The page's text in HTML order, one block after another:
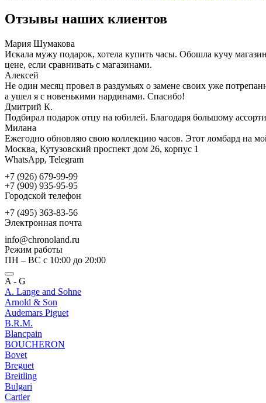
Отзывы наших клиентов
Мария Шумакова
Искала мужу подарок, хотела купить часы. Обошла кучу
цене, если сравнивать с магазинами.
Алексей
Не один месяц провел в раздумьях о замене своих уже
а ушел я с новенькими нардинами. Спасибо!
Дмитрий К.
Подбирал подарок отцу на юбилей. Благодаря большому
Милана
Ежегодно обновляю свою коллекцию часов. Этот ломбард на
Москва, Кутузовский проспект дом 26, корпус 1
WhatsApp, Telegram
+7 (926) 679-99-99
+7 (909) 935-95-95
Городской телефон
+7 (495) 363-83-56
Электронная почта
info@chronoland.ru
Режим работы
ПН – ВС с 10:00 до 20:00
A - G
A. Lange and Sohne
Arnold & Son
Audemars Piguet
B.R.M.
Blancpain
BOUCHERON
Bovet
Breguet
Breitling
Bulgari
Cartier